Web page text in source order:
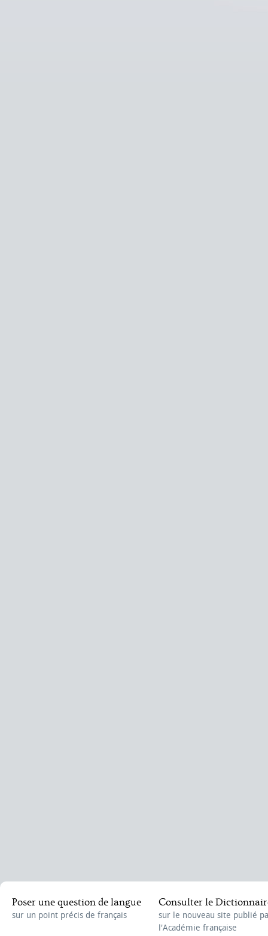
Poser une question de langue
sur un point précis de français
Consulter le
sur le nouveau site publié
l'Académie française